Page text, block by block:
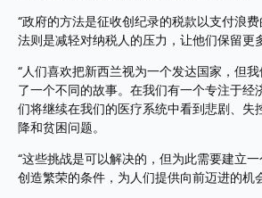
“政府的方法是征收创纪录的税款以支付浪
法则是减轻对纳税人的压力，让他们保留更
“人们喜欢把新西兰视为一个发达国家，但
了一个不同的故事。在我们有一个专注于经
们将继续在我们的医疗系统中看到悲剧、失
降和贫困问题。
“这些挑战是可以解决的，但为此需要建立一
创造繁荣的条件，为人们提供向前迈进的机